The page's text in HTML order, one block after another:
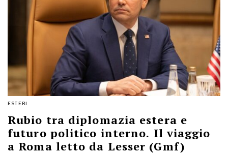
ESTERI
Rubio tra diplomazia estera e
futuro politico interno. Il viaggio
a Roma letto da Lesser (Gmf)